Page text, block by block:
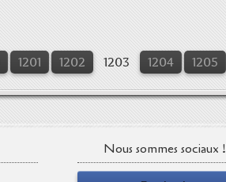
1201 1202 1203 1204 1205
Nous sommes sociaux !